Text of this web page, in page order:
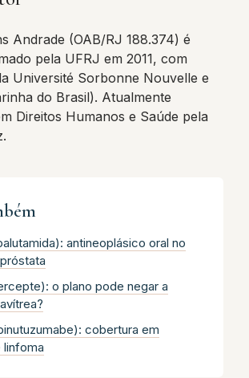
Andrade (OAB/RJ 188.374) é
pela UFRJ em 2011, com
Université Sorbonne Nouvelle e
do Brasil). Atualmente
Direitos Humanos e Saúde pela
antineoplásico oral no
o plano pode negar a
cobertura em
linfoma